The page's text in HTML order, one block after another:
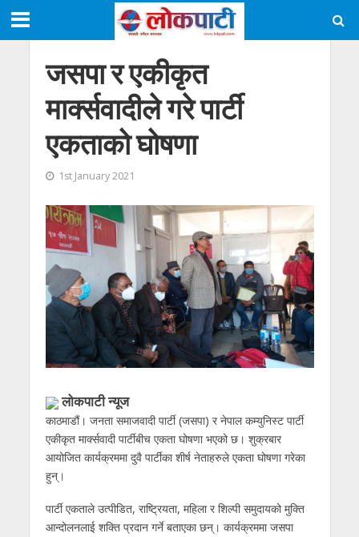
जसपा र एकीकृत
मार्क्सवादीले गरे पार्टी
एकताको घोषणा
1st January 2021
लोकपाटी न्यूज
काठमाडौं। जनता समाजवादी पार्टी (जसपा) र नेपाल कम्युनिस्ट पार्टी
एकीकृत मार्क्सवादी पार्टीबीच एकता घोषणा भएको छ। शुक्रबार
आयोजित कार्यक्रममा दुवै पार्टीका शीर्ष नेताहरुले एकता घोषणा गरेका
हुन्।
पार्टी एकताले उत्पीडित, राष्ट्रियता, महिला र शिल्पी समुदायको मुक्ति
आन्दोलनलाई शक्ति प्रदान गर्ने बताएका छन्। कार्यक्रममा जसपा